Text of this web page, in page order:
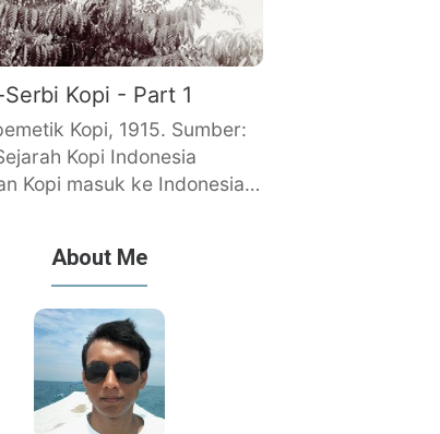
Kopi - Part 1
Kopi, 1915. Sumber:
Kopi Indonesia
Kopi masuk ke Indonesia…
About Me